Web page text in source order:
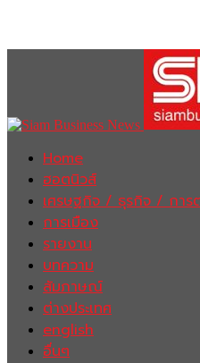
Home
ฮอตนิวส์
เศรษฐกิจ / ธุรกิจ / การ
การเมือง
รายงาน
บทความ
สัมภาษณ์
ต่างประเทศ
english
อื่นๆ